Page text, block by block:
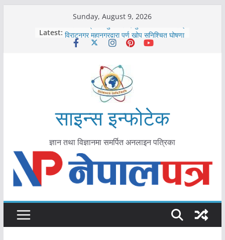
Sunday, August 9, 2026
Latest:
कोरोना संक्रमण पुष्टिपछि दार्चुलाका सीमामा कडाइ
विराटनगर महानगरद्वारा पूर्ण खोप सुनिश्चित घोषणा
तयारी
आयुर्वेद चिकित्सा प्रणालीको भूमिका महत्वपूर्ण छ :
मुख्यमन्त्री शाह
काभ्रेपलाञ्चोकमा आयुर्वेद स्वास्थ्योपचारतर्फ
साइन्स इन्फोटेक
ज्ञान तथा विज्ञानमा समर्पित अनलाइन पत्रिका